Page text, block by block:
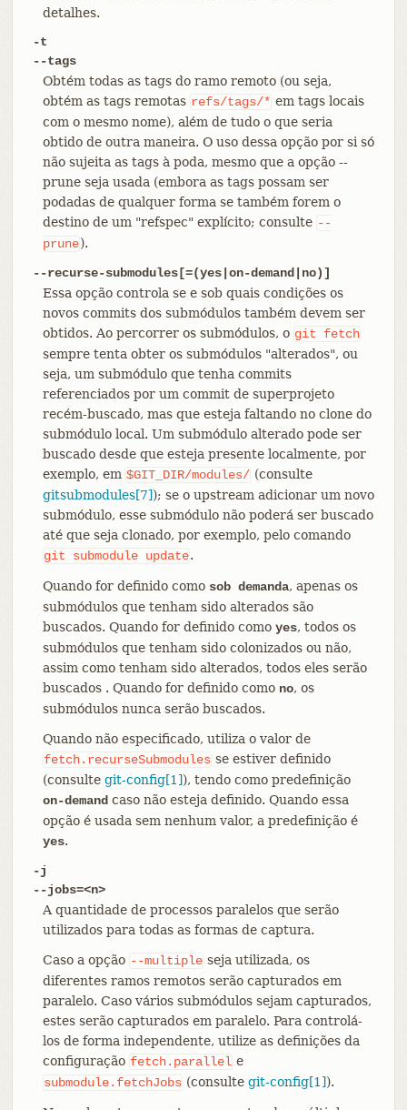
detalhes.
-t
--tags
Obtém todas as tags do ramo remoto (ou seja,
obtém as tags remotas refs/tags/* em tags locais
com o mesmo nome), além de tudo o que seria
obtido de outra maneira. O uso dessa opção por si só
não sujeita as tags à poda, mesmo que a opção --
prune seja usada (embora as tags possam ser
podadas de qualquer forma se também forem o
destino de um "refspec" explícito; consulte --
prune).
--recurse-submodules[=(yes|on-demand|no)]
Essa opção controla se e sob quais condições os
novos commits dos submódulos também devem ser
obtidos. Ao percorrer os submódulos, o git
fetch
sempre tenta obter os submódulos "alterados", ou
seja, um submódulo que tenha commits
referenciados por um commit de superprojeto
recém-buscado, mas que esteja faltando no clone do
submódulo local. Um submódulo alterado pode ser
buscado desde que esteja presente localmente, por
exemplo, em $GIT_DIR/modules/ (consulte
gitsubmodules[7]); se o upstream adicionar um novo
submódulo, esse submódulo não poderá ser buscado
até que seja clonado, por exemplo, pelo comando
git
submodule update.
Quando for definido como sob demanda, apenas os
submódulos que tenham sido alterados são
buscados. Quando for definido como yes, todos os
submódulos que tenham sido colonizados ou não,
assim como tenham sido alterados, todos eles serão
buscados . Quando for definido como no, os
submódulos nunca serão buscados.
Quando não especificado, utiliza o valor de
fetch.recurseSubmodules se estiver definido
(consulte git-config[1]), tendo como predefinição
on-demandcaso não esteja definido. Quando essa
opção é usada sem nenhum valor, a predefinição é
yes.
-j
--jobs=<n>
A quantidade de processos paralelos que serão
utilizados para todas as formas de captura.
Caso a opção --multiple seja utilizada, os
diferentes ramos remotos serão capturados em
paralelo. Caso vários submódulos sejam capturados,
estes serão capturados em paralelo. Para controlá-
los de forma independente, utilize as definições da
configuração fetch.parallel e
submodule.fetchJobs (consulte git-config[1]).